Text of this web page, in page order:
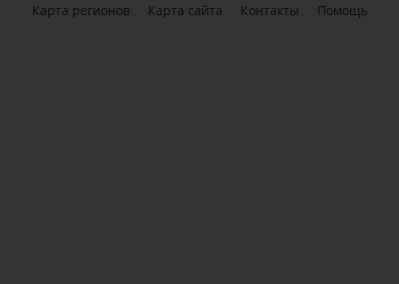
Карта регионов Карта сайта Контакты Помощь